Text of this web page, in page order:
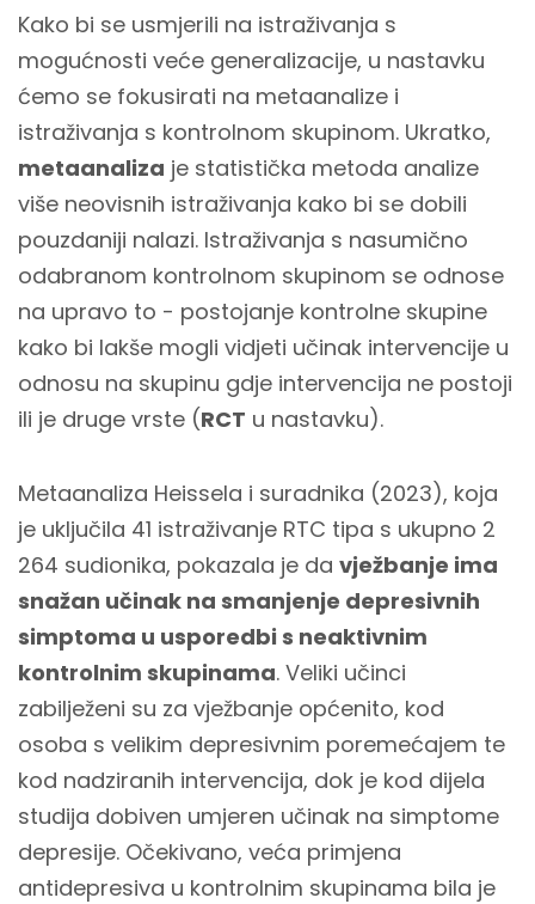
Kako bi se usmjerili na istraživanja s
mogućnosti veće generalizacije, u nastavku
ćemo se fokusirati na metaanalize i
istraživanja s kontrolnom skupinom. Ukratko,
metaanaliza je statistička metoda analize
više neovisnih istraživanja kako bi se dobili
pouzdaniji nalazi. Istraživanja s nasumično
odabranom kontrolnom skupinom se odnose
na upravo to - postojanje kontrolne skupine
kako bi lakše mogli vidjeti učinak intervencije u
odnosu na skupinu gdje intervencija ne postoji
ili je druge vrste (RCT u nastavku).
Metaanaliza Heissela i suradnika (2023), koja
je uključila 41 istraživanje RTC tipa s ukupno 2
264 sudionika, pokazala je da vježbanje ima
snažan učinak na smanjenje depresivnih
simptoma u usporedbi s neaktivnim
kontrolnim skupinama. Veliki učinci
zabilježeni su za vježbanje općenito, kod
osoba s velikim depresivnim poremećajem te
kod nadziranih intervencija, dok je kod dijela
studija dobiven umjeren učinak na simptome
depresije. Očekivano, veća primjena
antidepresiva u kontrolnim skupinama bila je